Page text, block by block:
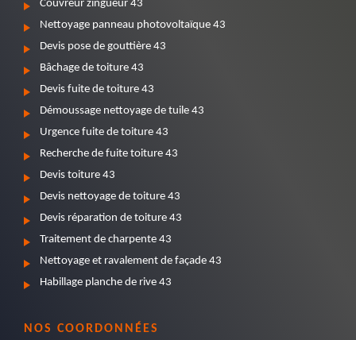
Couvreur zingueur 43
Nettoyage panneau photovoltaïque 43
Devis pose de gouttière 43
Bâchage de toiture 43
Devis fuite de toiture 43
Démoussage nettoyage de tuile 43
Urgence fuite de toiture 43
Recherche de fuite toiture 43
Devis toiture 43
Devis nettoyage de toiture 43
Devis réparation de toiture 43
Traitement de charpente 43
Nettoyage et ravalement de façade 43
Habillage planche de rive 43
NOS COORDONNÉES